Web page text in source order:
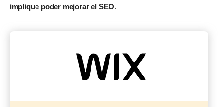
implique poder mejorar el SEO.